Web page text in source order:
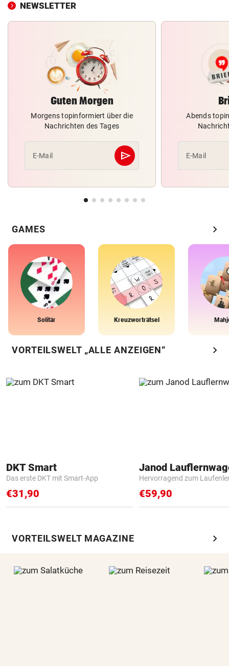
NEWSLETTER
Guten Morgen
Morgens topinformiert über die
Nachrichten des Tages
E-Mail send
Abschicken
Abends
E-Mail
GAMES chevron_right
Solitär Kreuzworträtsel
VORTEILSWELT „ALLE ANZEIGEN“ chevron_right
DKT Smart
Das erste DKT mit Smart-App
€31,90
Janod
Hervorragend zum
€59,90
VORTEILSWELT MAGAZINE chevron_right